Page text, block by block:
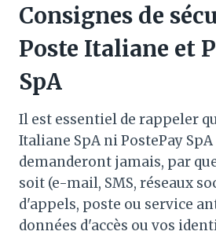
Consignes de
Poste Italiane et
SpA
Il est essentiel de rappeler
Italiane SpA ni PostePay
demanderont jamais, par
soit (e-mail, SMS, réseaux
d'appels, poste ou service
données d'accès ou vos